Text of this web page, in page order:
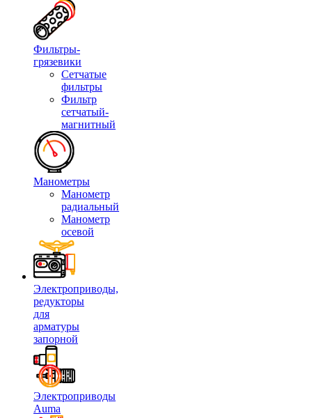
Фильтры-
грязевики
Сетчатые
фильтры
Фильтр
сетчатый-
магнитный
Манометры
Манометр
радиальный
Манометр
осевой
Электроприводы,
редукторы
для
арматуры
запорной
Электроприводы
Auma